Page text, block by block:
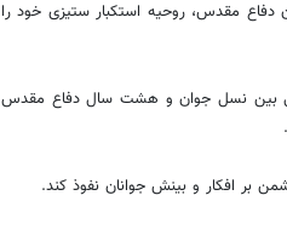
دفاع مقدس، روحیه استکبار ستیزی خود را
بین نسل جوان و هشت سال دفاع مقدس
بر افکار و بینش جوانان نفوذ کند.